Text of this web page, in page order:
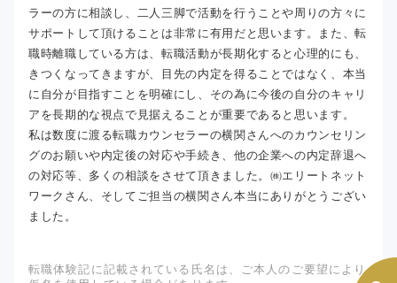
ラーの方に相談し、二人三脚で活動を行うことや周りの方々に
サポートして頂けることは非常に有用だと思います。また、転
職時離職している方は、転職活動が長期化すると心理的にも、
きつくなってきますが、目先の内定を得ることではなく、本当
に自分が目指すことを明確にし、その為に今後の自分のキャリ
アを長期的な視点で見据えることが重要であると思います。
私は数度に渡る転職カウンセラーの横関さんへのカウンセリン
グのお願いや内定後の対応や手続き、他の企業への内定辞退へ
の対応等、多くの相談をさせて頂きました。㈱エリートネット
ワークさん、そしてご担当の横関さん本当にありがとうござい
ました。
転職体験記に記載されている氏名は、ご本人のご要望により